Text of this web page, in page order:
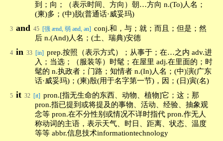
到；向；（表示时间、方向）朝…方向 n.(To)人名；
(柬)多；(中)脱(普通话·威妥玛)
3 and 45 [强 ænd, 弱 ənd, ən] conj.和，与；就；而且；但是；然
后 n.(And)人名；(土、瑞典)安德
4 in 33 [in] prep.按照（表示方式）；从事于；在…之内 adv.进
入；当选；（服装等）时髦；在屋里 adj.在里面的；时
髦的 n.执政者；门路；知情者 n.(In)人名；(中)演(广东
话·威妥玛)；(柬)殷(用于名字第一节)，因；(日)寅(名)
5 it 32 [ɪt] pron.[指无生命的东西、动物、植物]它；这；那
pron.指已提到或将提及的事物、活动、经验、抽象观
念等 pron.在不分性别或情况不详时指代 pron.作无人
称动词的主语，表示天气、时日、距离、状态、温度
等等 abbr.信息技术informationtechnology